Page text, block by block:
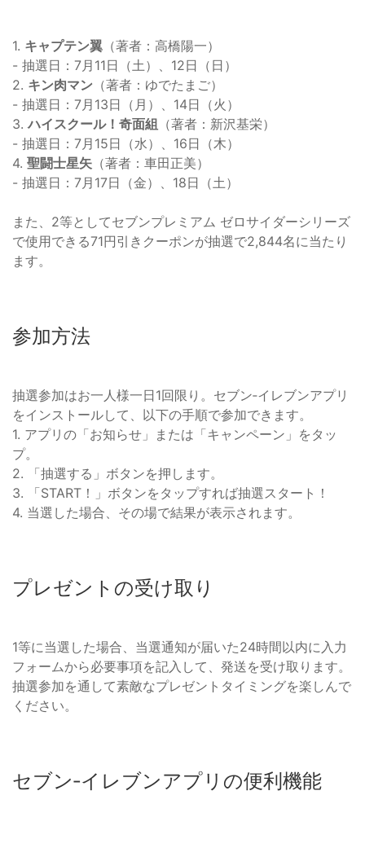
1. キャプテン翼 （著者：高橋陽一）
- 抽選日：7月11日（土）、12日（日）
2. キン肉マン （著者：ゆでたまご）
- 抽選日：7月13日（月）、14日（火）
3.ハイスクール！奇面組 （著者：新沢基栄）
- 抽選日：7月15日（水）、16日（木）
4. 聖闘士星矢 （著者：車田正美）
- 抽選日：7月17日（金）、18日（土）
また、2等としてセブンプレミアム ゼロサイダーシリーズ
で使用できる71円引きクーポンが抽選で2,844名に当たり
ます。
参加方法
抽選参加はお一人様一日1回限り。セブン‐イレブンアプリ
をインストールして、以下の手順で参加できます。
1. アプリの「お知らせ」または「キャンペーン」をタッ
プ。
2. 「抽選する」ボタンを押します。
3. 「START！」ボタンをタップすれば抽選スタート！
4. 当選した場合、その場で結果が表示されます。
プレゼントの受け取り
1等に当選した場合、当選通知が届いた24時間以内に入力
フォームから必要事項を記入して、発送を受け取ります。
抽選参加を通して素敵なプレゼントタイミングを楽しんで
ください。
セブン‐イレブンアプリの便利機能